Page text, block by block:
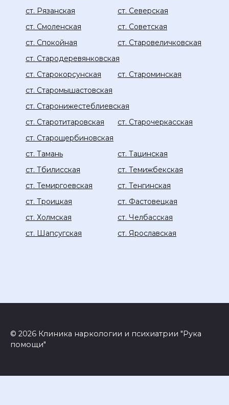
ст. Рязанская
ст. Северская
ст. Смоленская
ст. Советская
ст. Спокойная
ст. Старовеличковская
ст. Стародеревянковская
ст. Старокорсунская
ст. Староминская
ст. Старомышастовская
ст. Старонижестеблиевская
ст. Старотитаровская
ст. Старочеркасская
ст. Старощербиновская
ст. Тамань
ст. Тацинская
ст. Тбилисская
ст. Темижбекская
ст. Темиргоевская
ст. Тенгинская
ст. Троицкая
ст. Фастовецкая
ст. Холмская
ст. Челбасская
ст. Шапсугская
ст. Ярославская
© 2026 Клиника наркологии и психиатрии "Рука
помощи"